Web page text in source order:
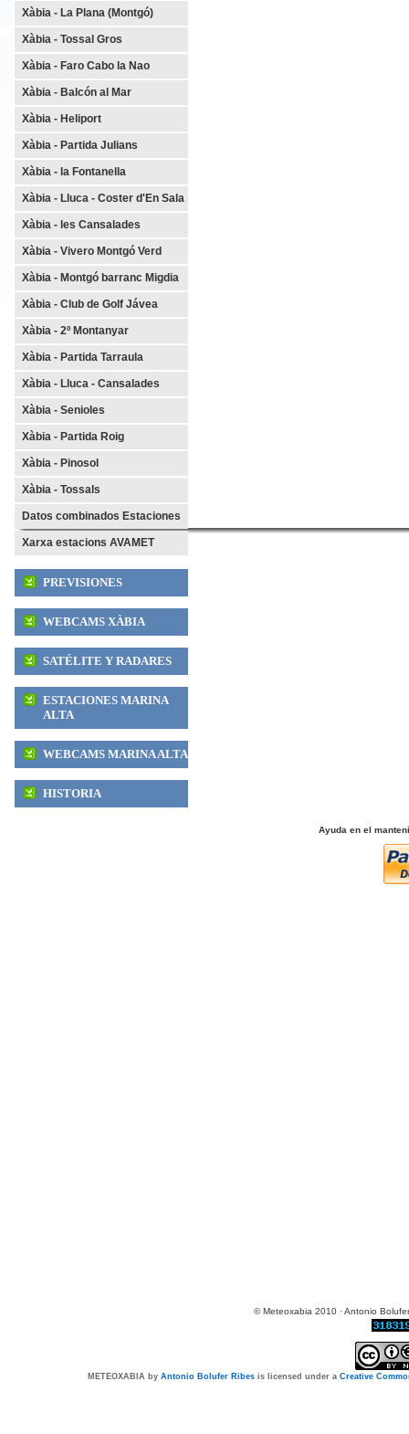
Xàbia - La Plana (Montgó)
Xàbia - Tossal Gros
Xàbia - Faro Cabo la Nao
Xàbia - Balcón al Mar
Xàbia - Heliport
Xàbia - Partida Julians
Xàbia - la Fontanella
Xàbia - Lluca - Coster d'En Sala
Xàbia - les Cansalades
Xàbia - Vivero Montgó Verd
Xàbia - Montgó barranc Migdia
Xàbia - Club de Golf Jávea
Xàbia - 2º Montanyar
Xàbia - Partida Tarraula
Xàbia - Lluca - Cansalades
Xàbia - Senioles
Xàbia - Partida Roig
Xàbia - Pinosol
Xàbia - Tossals
Datos combinados Estaciones
Xarxa estacions AVAMET
PREVISIONES
WEBCAMS XÀBIA
SATÉLITE Y RADARES
ESTACIONES MARINA
ALTA
WEBCAMS MARINA ALTA
HISTORIA
Ayuda en el
© Meteoxabia 2010 · Antonio
METEOXABIA by Antonio Bolufer Ribes is licensed under a Creative